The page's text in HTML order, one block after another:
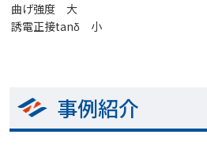
曲げ強度 大
誘電正接tanδ 小
事例紹介